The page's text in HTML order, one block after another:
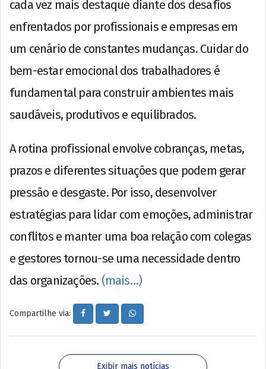
cada vez mais destaque diante dos desafios
enfrentados por profissionais e empresas em
um cenário de constantes mudanças. Cuidar do
bem-estar emocional dos trabalhadores é
fundamental para construir ambientes mais
saudáveis, produtivos e equilibrados.
A rotina profissional envolve cobranças, metas,
prazos e diferentes situações que podem gerar
pressão e desgaste. Por isso, desenvolver
estratégias para lidar com emoções, administrar
conflitos e manter uma boa relação com colegas
e gestores tornou-se uma necessidade dentro
das organizações. (mais…)
Compartilhe via:
Exibir mais notícias